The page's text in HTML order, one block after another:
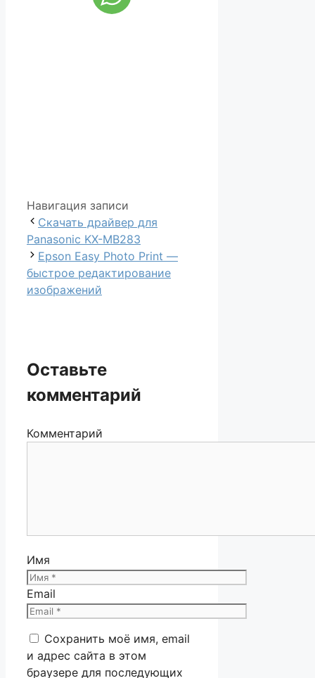
Навигация записи
Скачать драйвер для
Panasonic KX-MB283
Epson Easy Photo Print —
быстрое редактирование
изображений
Оставьте
комментарий
Комментарий
Имя
Email
Сохранить моё имя, email
и адрес сайта в этом
браузере для последующих